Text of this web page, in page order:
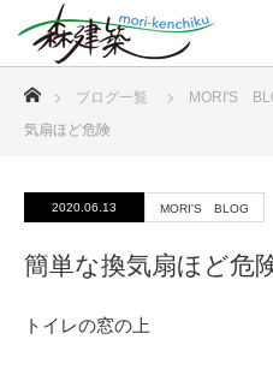
ブログ一覧 MORI'S
気扇ほど危険
2020.06.13 MORI'S BLOG
簡単な換気扇ほど危
トイレの窓の上